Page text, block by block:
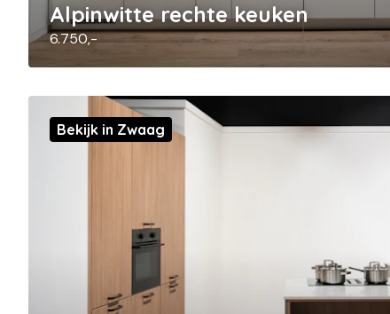
Alpinwitte rechte keuken
6.750,-
Bekijk in Zwaag